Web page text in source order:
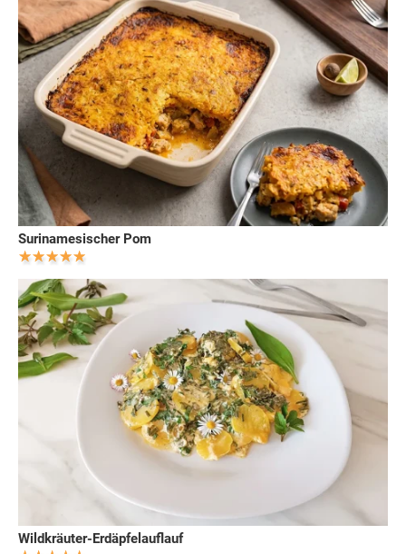
Surinamesischer Pom
Wildkräuter-Erdäpfelauflauf